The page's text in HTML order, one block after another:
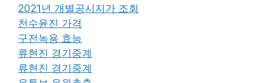
2021년 개별공시지가 조회
천수윤진 가격
구전녹용 효능
류현진 경기중계
류현진 경기중계